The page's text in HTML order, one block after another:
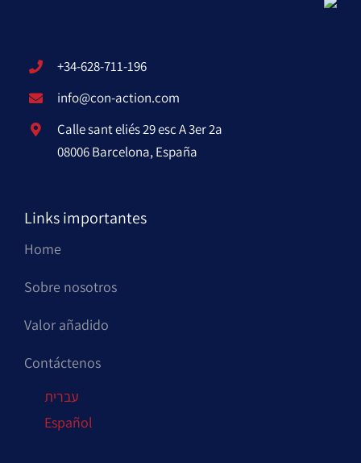
+34-628-711-196
info@con-action.com
Calle sant eliés 29 esc A 3er 2a
08006 Barcelona, España
Links importantes
Home
Sobre nosotros
Valor añadido
Contáctenos
עברית
Español